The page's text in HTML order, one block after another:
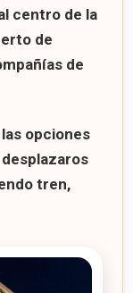
centro de la
de
de
opciones
tren,